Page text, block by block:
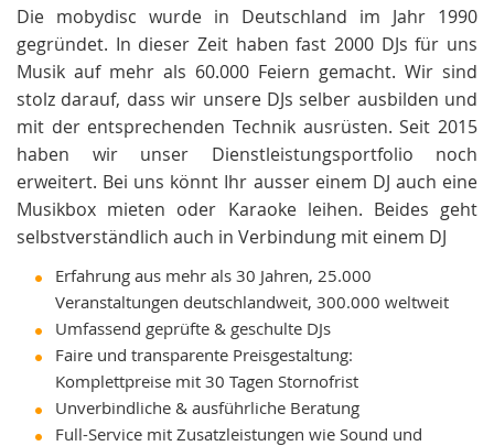
Die mobydisc wurde in Deutschland im Jahr 1990
gegründet. In dieser Zeit haben fast 2000 DJs für uns
Musik auf mehr als 60.000 Feiern gemacht. Wir sind
stolz darauf, dass wir unsere DJs selber ausbilden und
mit der entsprechenden Technik ausrüsten. Seit 2015
haben wir unser Dienstleistungsportfolio noch
erweitert. Bei uns könnt Ihr ausser einem DJ auch eine
Musikbox mieten oder Karaoke leihen. Beides geht
selbstverständlich auch in Verbindung mit einem DJ
Erfahrung aus mehr als 30 Jahren, 25.000
Veranstaltungen deutschlandweit, 300.000 weltweit
Umfassend geprüfte & geschulte DJs
Faire und transparente Preisgestaltung:
Komplettpreise mit 30 Tagen Stornofrist
Unverbindliche & ausführliche Beratung
Full-Service mit Zusatzleistungen wie Sound und